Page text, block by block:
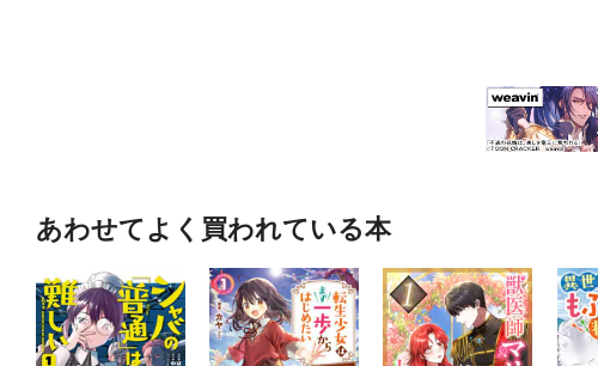
あわせてよく買われている本